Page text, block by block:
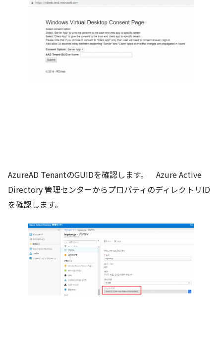
AzureAD TenantのGUIDを確認します。 Azure Active
Directory 管理センターからプロパティのディレクトリID
を確認します。